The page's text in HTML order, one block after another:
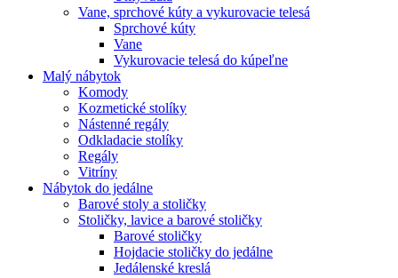
Vane, sprchové kúty a vykurovacie telesá
Sprchové kúty
Vane
Vykurovacie telesá do kúpeľne
Malý nábytok
Komody
Kozmetické stolíky
Nástenné regály
Odkladacie stolíky
Regály
Vitríny
Nábytok do jedálne
Barové stoly a stoličky
Stoličky, lavice a barové stoličky
Barové stoličky
Hojdacie stoličky do jedálne
Jedálenské kreslá